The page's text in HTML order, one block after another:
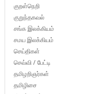
குறள்நெறி
குறுந்தகவல்
சங்க இலக்கியம்
சமய இலக்கியம்
செய்திகள்
செவ்வி / பேட்டி
தமிழறிஞர்கள்
தமிழிசை